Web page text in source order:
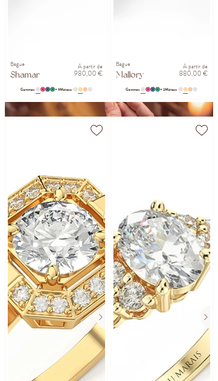
Bague
Shamar
À partir de
980,00 €
Gemmes + 9Métaux
Bague
Mallory
À partir de
880,00 €
Gemmes + 2Métaux